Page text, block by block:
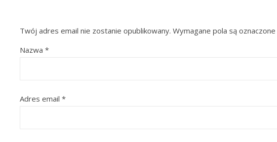
Twój adres email nie zostanie opublikowany. Wymagane pola są oznaczone
Nazwa *
Adres email *